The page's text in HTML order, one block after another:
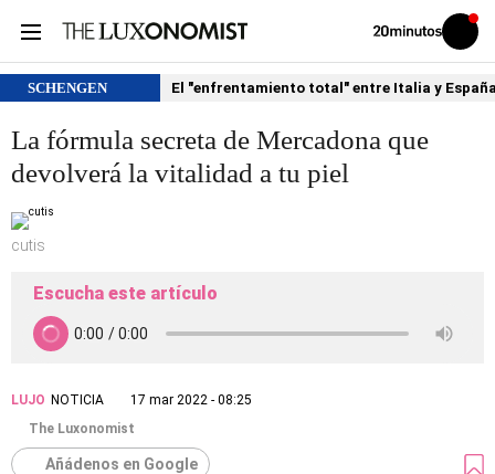
Volver
Iniciar
sesión
SCHENGEN El "enfrentamiento total" entre Italia y
La fórmula secreta de Mercadona que
devolverá la vitalidad a tu piel
cutis
Escucha este artículo
LUJO NOTICIA
17 mar 2022 - 08:25
The Luxonomist
Añádenos en Google